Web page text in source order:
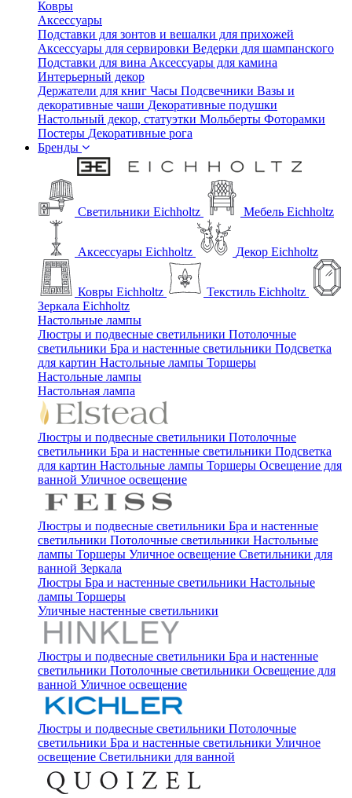
Ковры
Аксессуары
Подставки для зонтов и вешалки для прихожей
Аксессуары для сервировки Ведерки для шампанского
Подставки для вина Аксессуары для камина
Интерьерный декор
Держатели для книг Часы Подсвечники Вазы и
декоративные чаши Декоративные подушки
Настольный декор, статуэтки Мольберты Фоторамки
Постеры Декоративные рога
Бренды
Светильники Eichholtz Мебель Eichholtz
Аксессуары Eichholtz Декор Eichholtz
Ковры Eichholtz
Текстиль Eichholtz
Зеркала Eichholtz
Настольные лампы
Люстры и подвесные светильники Потолочные
светильники Бра и настенные светильники Подсветка
для картин Настольные лампы Торшеры
Настольные лампы
Настольная лампа
Люстры и подвесные светильники Потолочные
светильники Бра и настенные светильники Подсветка
для картин Настольные лампы Торшеры Освещение для
ванной Уличное освещение
Люстры и подвесные светильники Бра и настенные
светильники Потолочные светильники Настольные
лампы Торшеры Уличное освещение Светильники для
ванной Зеркала
Люстры Бра и настенные светильники Настольные
лампы Торшеры
Уличные настенные светильники
Люстры и подвесные светильники Бра и настенные
светильники Потолочные светильники Освещение для
ванной Уличное освещение
Люстры и подвесные светильники Потолочные
светильники Бра и настенные светильники Уличное
освещение Светильники для ванной